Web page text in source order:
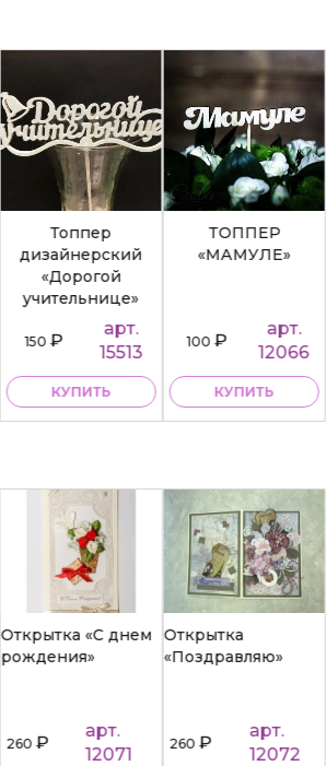
Топпер
дизайнерский
«Дорогой
учительнице»
150₽
арт.
15513
КУПИТЬ
ТОППЕР
«МАМУЛЕ»
100₽
арт.
12066
КУПИТЬ
Открытка «С днем
рождения»
260₽
арт.
12071
Открытка
«Поздравляю»
260₽
арт.
12072